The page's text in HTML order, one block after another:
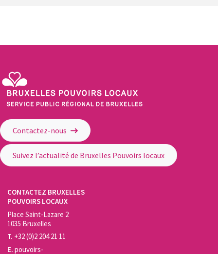
Contactez-nous
Suivez l’actualité de Bruxelles Pouvoirs locaux
CONTACTEZ BRUXELLES
POUVOIRS LOCAUX
Place Saint-Lazare 2
1035 Bruxelles
T. +32 (0)2 204 21 11
E. pouvoirs-